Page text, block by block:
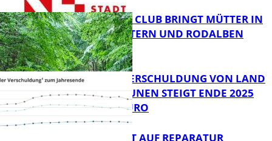
FB News
FB News
NEUER MOM CLUB BRINGT MÜTTER IN
KAISERSLAUTERN UND RODALBEN
ZUSAMMEN
PRO-KOPF-VERSCHULDUNG VON LAND
UND KOMMUNEN STEIGT ENDE 2025
AUF 9.600 EURO
NEUES RECHT AUF REPARATUR